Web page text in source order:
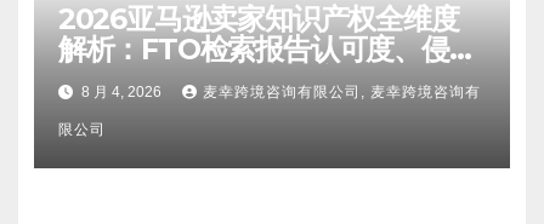
2026亚马逊卖家知识产权全维度
解析：FTO检索报告认可度、侵权
比对区别、TRO应诉方法及服务商
甄选避坑全攻略
8 月 4, 2026 麦幸跨境咨询有限公司, 麦幸跨境咨询有
限公司